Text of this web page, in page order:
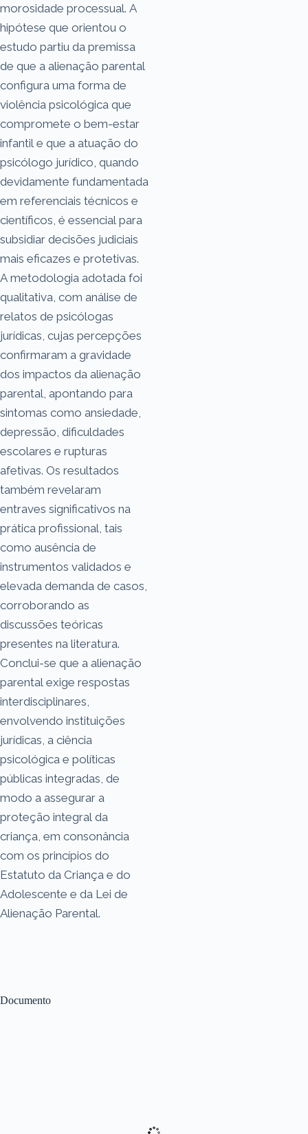
Documento
morosidade processual. A
hipótese que orientou o
estudo partiu da premissa
de que a alienação parental
configura uma forma de
violência psicológica que
compromete o bem-estar
infantil e que a atuação do
psicólogo jurídico, quando
devidamente fundamentada
em referenciais técnicos e
científicos, é essencial para
subsidiar decisões judiciais
mais eficazes e protetivas.
A metodologia adotada foi
qualitativa, com análise de
relatos de psicólogas
jurídicas, cujas percepções
confirmaram a gravidade
dos impactos da alienação
parental, apontando para
sintomas como ansiedade,
depressão, dificuldades
escolares e rupturas
afetivas. Os resultados
também revelaram
entraves significativos na
prática profissional, tais
como ausência de
instrumentos validados e
elevada demanda de casos,
corroborando as
discussões teóricas
presentes na literatura.
Conclui-se que a alienação
parental exige respostas
interdisciplinares,
envolvendo instituições
jurídicas, a ciência
psicológica e políticas
públicas integradas, de
modo a assegurar a
proteção integral da
criança, em consonância
com os princípios do
Estatuto da Criança e do
Adolescente e da Lei de
Alienação Parental.